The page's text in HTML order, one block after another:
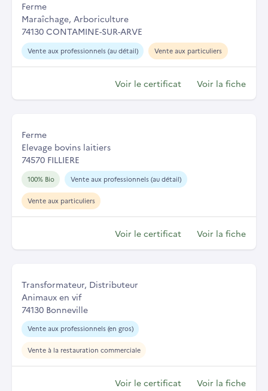
Ferme
Maraîchage, Arboriculture
74130 CONTAMINE-SUR-ARVE
Vente aux professionnels (au détail) Vente aux particuliers
Voir le certificat Voir la fiche
Ferme
Elevage bovins laitiers
74570 FILLIERE
100% Bio Vente aux professionnels (au détail)
Vente aux particuliers
Voir le certificat Voir la fiche
Transformateur, Distributeur
Animaux en vif
74130 Bonneville
Vente aux professionnels (en gros)
Vente à la restauration commerciale
Voir le certificat Voir la fiche